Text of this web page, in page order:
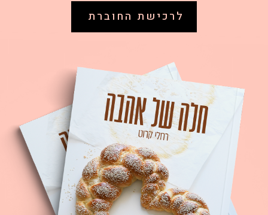
לרכישת החוברת